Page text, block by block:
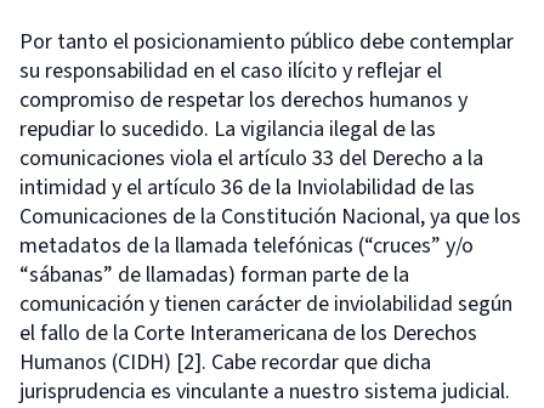
Por tanto el posicionamiento público debe contemplar
su responsabilidad en el caso ilícito y reflejar el
compromiso de respetar los derechos humanos y
repudiar lo sucedido. La vigilancia ilegal de las
comunicaciones viola el artículo 33 del Derecho a la
intimidad y el artículo 36 de la Inviolabilidad de las
Comunicaciones de la Constitución Nacional, ya que los
metadatos de la llamada telefónicas (“cruces” y/o
“sábanas” de llamadas) forman parte de la
comunicación y tienen carácter de inviolabilidad según
el fallo de la Corte Interamericana de los Derechos
Humanos (CIDH) [2]. Cabe recordar que dicha
jurisprudencia es vinculante a nuestro sistema judicial.